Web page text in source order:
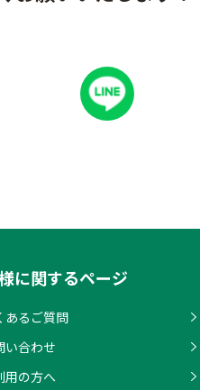
に関するページ
あるご質問
い合わせ
用の方へ